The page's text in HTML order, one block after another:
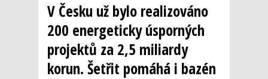
V Česku už bylo realizováno
200 energeticky úsporných
projektů za 2,5 miliardy
korun. Šetřit pomáhá i bazén